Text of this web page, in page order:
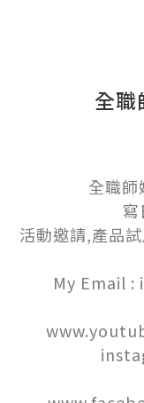
全
全職
活動邀請,產品
My Email :